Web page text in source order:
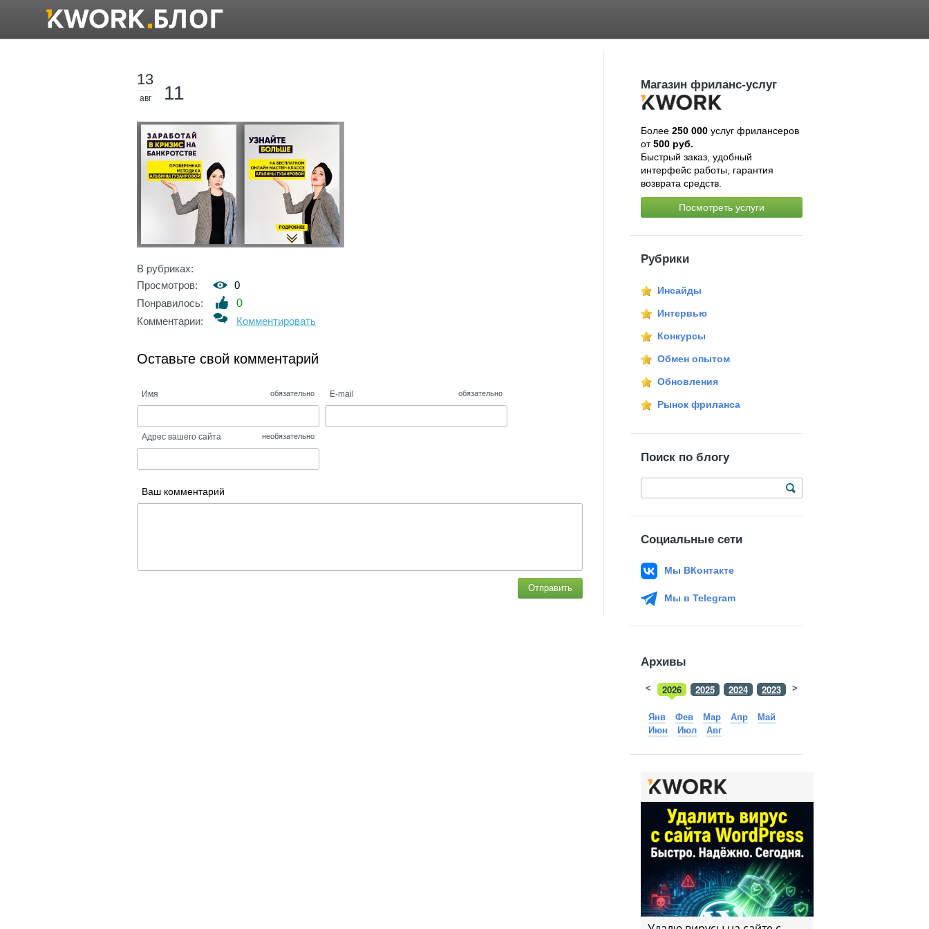
13
авг 11
В рубриках:
Просмотров:
0
Понравилось:
0
Комментарии:
Комментировать
Оставьте свой комментарий
Имя обязательно E-mail обязательно
Адрес вашего сайта необязательно
Ваш комментарий
Отправить
Магазин фриланс-услуг
Более 250 000услуг фрилансеров
от500 руб.
Быстрый заказ, удобный
интерфейс работы, гарантия
возврата средств.
Посмотреть услуги
Рубрики
Инсайды
Интервью
Конкурсы
Обмен опытом
Обновления
Рынок фриланса
Поиск по блогу
Социальные сети
Мы ВКонтакте
Мы в Telegram
Архивы
2026 2025 2024 2023 2022
< >
Янв Фев Мар Апр
Май
Июн
Июл Авг